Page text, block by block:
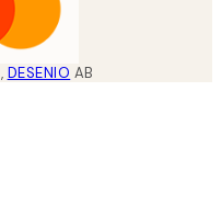
, DESENIO AB